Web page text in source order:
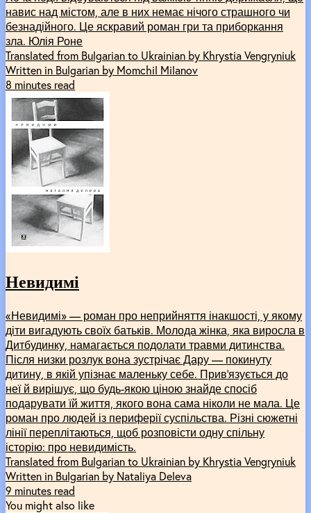
навис над містом, але в них немає нічого страшного чи
безнадійного. Це яскравий роман гри та приборкання
зла. Юлія Роне
Translated from Bulgarian to Ukrainian by Khrystia Vengryniuk
Written in Bulgarian by Momchil Milanov
8 minutes read
Невидимі
«Невидимі» –– роман про неприйняття інакшості, у якому
діти вигадують своїх батьків. Молода жінка, яка виросла в
Дитбудинку, намагається подолати травми дитинства.
Після низки розлук вона зустрічає Дару –– покинуту
дитину, в якій упізнає маленьку себе. Прив’язується до
неї й вирішує, що будь-якою ціною знайде спосіб
подарувати їй життя, якого вона сама ніколи не мала. Це
роман про людей із периферії суспільства. Різні сюжетні
лінії переплітаються, щоб розповісти одну спільну
історію: про невидимість.
Translated from Bulgarian to Ukrainian by Khrystia Vengryniuk
Written in Bulgarian by Nataliya Deleva
9 minutes read
You might also like